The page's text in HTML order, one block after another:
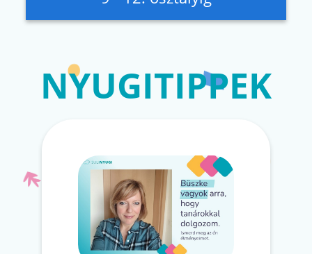
NYUGITIPPEK